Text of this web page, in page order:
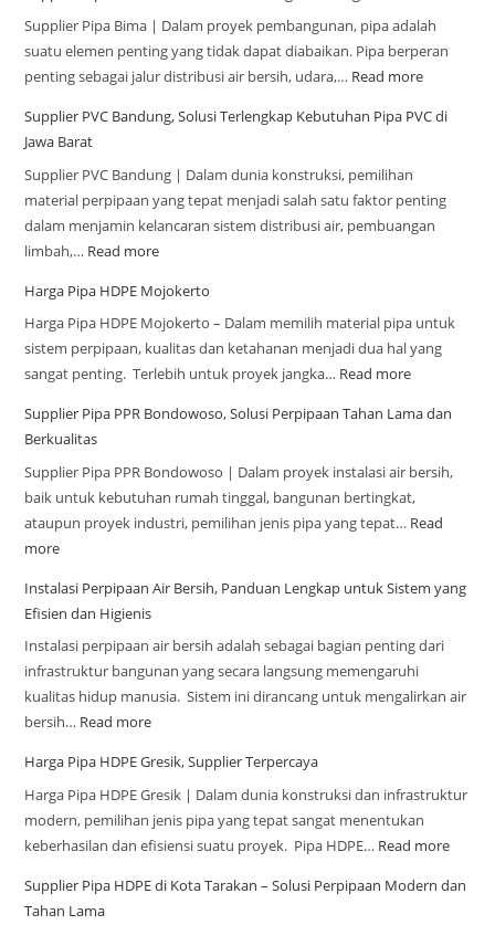
Supplier Pipa Bima | Dalam proyek pembangunan, pipa adalah
suatu elemen penting yang tidak dapat diabaikan. Pipa berperan
penting sebagai jalur distribusi air bersih, udara,… Read more
Supplier PVC Bandung, Solusi Terlengkap Kebutuhan Pipa PVC di
Jawa Barat
Supplier PVC Bandung | Dalam dunia konstruksi, pemilihan
material perpipaan yang tepat menjadi salah satu faktor penting
dalam menjamin kelancaran sistem distribusi air, pembuangan
limbah,… Read more
Harga Pipa HDPE Mojokerto
Harga Pipa HDPE Mojokerto – Dalam memilih material pipa untuk
sistem perpipaan, kualitas dan ketahanan menjadi dua hal yang
sangat penting. Terlebih untuk proyek jangka… Read more
Supplier Pipa PPR Bondowoso, Solusi Perpipaan Tahan Lama dan
Berkualitas
Supplier Pipa PPR Bondowoso | Dalam proyek instalasi air bersih,
baik untuk kebutuhan rumah tinggal, bangunan bertingkat,
ataupun proyek industri, pemilihan jenis pipa yang tepat… Read
more
Instalasi Perpipaan Air Bersih, Panduan Lengkap untuk Sistem yang
Efisien dan Higienis
Instalasi perpipaan air bersih adalah sebagai bagian penting dari
infrastruktur bangunan yang secara langsung memengaruhi
kualitas hidup manusia. Sistem ini dirancang untuk mengalirkan air
bersih… Read more
Harga Pipa HDPE Gresik, Supplier Terpercaya
Harga Pipa HDPE Gresik | Dalam dunia konstruksi dan infrastruktur
modern, pemilihan jenis pipa yang tepat sangat menentukan
keberhasilan dan efisiensi suatu proyek. Pipa HDPE… Read more
Supplier Pipa HDPE di Kota Tarakan – Solusi Perpipaan Modern dan
Tahan Lama